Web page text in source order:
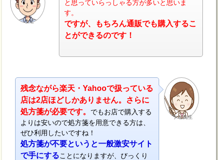
ナビ
と思っていらっしゃる方が多いと思いま
す。
ですが、もちろん通販でも購入するこ
とができるのです！
ナビ先生
残念ながら楽天・Yahooで扱っている
店は2店ほどしかありません。さらに
処方箋が必要です。 でもお店で購入する
よりは安いので処方箋を用意できる方は、
ぜひ利用したいですね！
処方箋が不要というと一般激安サイト
で手にすることになりますが、びっくり